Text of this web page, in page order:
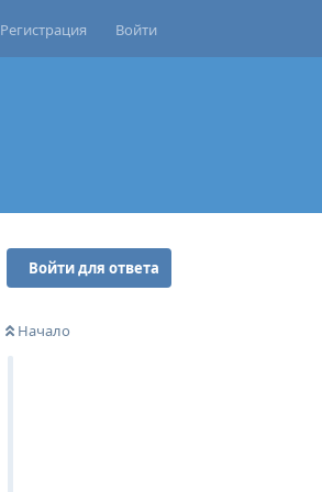
Регистрация Войти
Войти для ответа
Начало